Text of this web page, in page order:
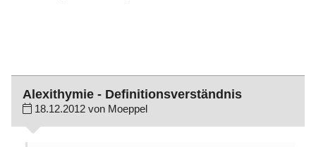
Alexithymie - Definitionsverständnis
18.12.2012 von Moeppel